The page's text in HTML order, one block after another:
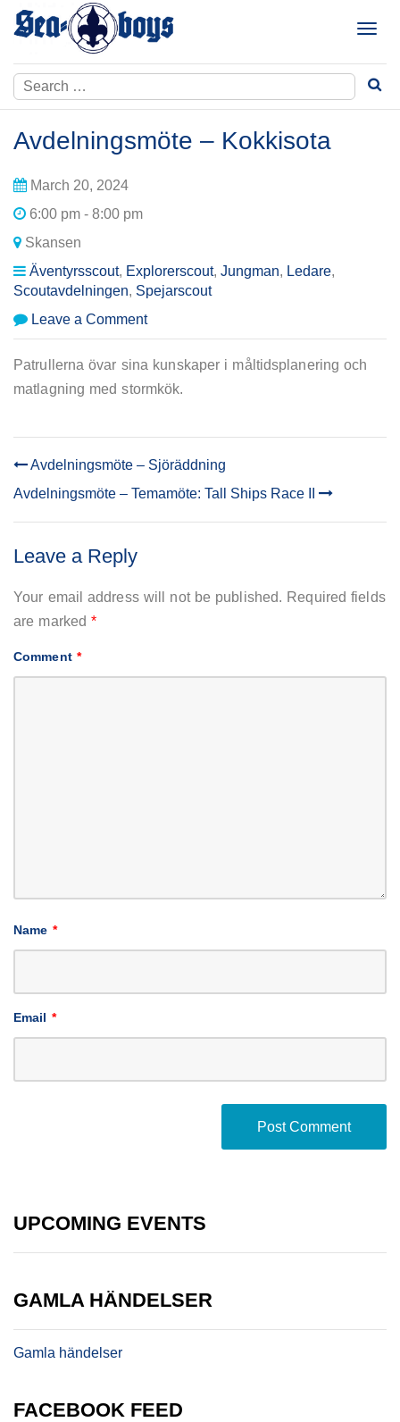
Skip
T
g
l
Search
for:
Avdelningsmöte – Kokkisota
March 20, 2024
6:00 pm - 8:00 pm
Skansen
Äventyrsscout, Explorerscout, Jungman, Ledare,
Scoutavdelningen, Spejarscout
Leave a Commenton
Avdelningsmöte
–
Kokkisota
Patrullerna övar sina kunskaper i måltidsplanering och
matlagning med stormkök.
POST
NAVIGATION
Avdelningsmöte – Sjöräddning
Avdelningsmöte – Temamöte: Tall Ships Race II
Leave a Reply
Your email address will not be published. Required fields
are marked*
Comment *
Name *
Email *
UPCOMING EVENTS
GAMLA HÄNDELSER
Gamla händelser
FACEBOOK FEED